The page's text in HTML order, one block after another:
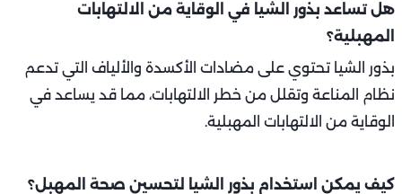
هل تساعد بذور الشيا في الوقاية من الالتهابات
المهبلية؟
بذور الشيا تحتوي على مضادات الأكسدة والألياف التي تدعم
نظام المناعة وتقلل من خطر الالتهابات، مما قد يساعد في
الوقاية من الالتهابات المهبلية.
كيف يمكن استخدام بذور الشيا لتحسين صحة المهبل؟